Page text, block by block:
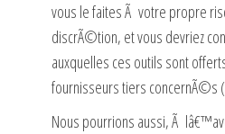
vous le faites Ã votre propre
discrÃ©tion, et vous devriez
auxquelles ces outils sont
fournisseurs tiers concernÃ©s
Nous pourrions aussi, Ã